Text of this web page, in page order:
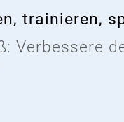
trainieren,
Verbessere